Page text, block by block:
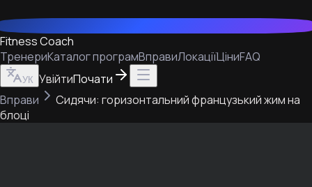
Fitness Coach
ТренериКаталог програмВправиЛокаціїЦіниFAQ
УК УвійтиПочати
Вправи
Сидячи: горизонтальний французький жим на
блоці